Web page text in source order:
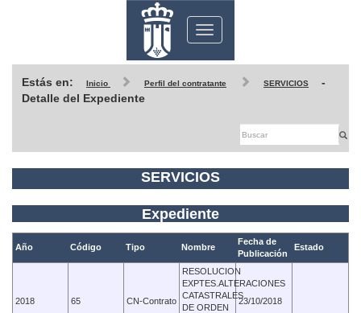
Toggle
navigation
Estás en: Inicio Perfil del contratante SERVICIOS
-
Detalle del Expediente
SERVICIOS
Expediente
Año Código Tipo Nombre
Fecha de
Publicación
Estado
2018 65 CN-Contrato
RESOLUCION
EXPTES.ALTERACIONES
CATASTRALES
DE ORDEN
23/10/2018